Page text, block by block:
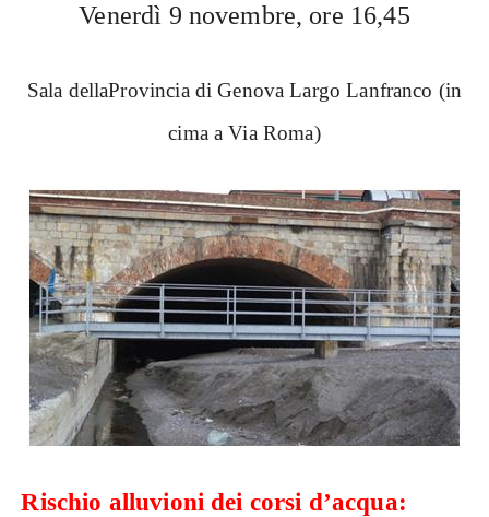
Venerdì 9 novembre, ore 16,45
Sala dellaProvincia di Genova Largo Lanfranco (in
cima a Via Roma)
Rischio alluvioni dei corsi d’acqua: